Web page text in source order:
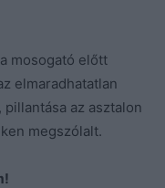
mosogató előtt
elmaradhatatlan
az asztalon
megszólalt.